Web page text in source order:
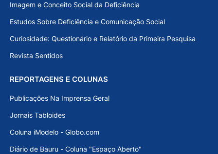
Imagem e Conceito Social da Deficiência
Estudos Sobre Deficiência e Comunicação Social
Curiosidade: Questionário e Relatório da Primeira Pesquisa
Revista Sentidos
REPORTAGENS E COLUNAS
Publicações Na Imprensa Geral
Jornais Tabloides
Coluna iModelo - Globo.com
Diário de Bauru - Coluna "Espaço Aberto"